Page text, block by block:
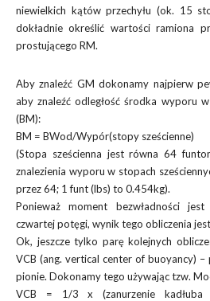
niewielkich kątów przechyłu (ok. 15
dokładnie określić wartości ramiona
prostującego RM.
Aby znaleźć GM dokonamy najpierw
aby znaleźć odległość środka wyporu
(BM):
BM = BWod/Wypór(stopy sześcienne)
(Stopa sześcienna jest równa 64
znalezienia wyporu w stopach
przez 64; 1 funt (lbs) to 0.454kg).
Ponieważ moment bezwładności
czwartej potęgi, wynik tego obliczenia
Ok, jeszcze tylko parę kolejnych
VCB (ang. vertical center of buoyancy)
pionie. Dokonamy tego używając tzw.
VCB = 1/3 x (zanurzenie